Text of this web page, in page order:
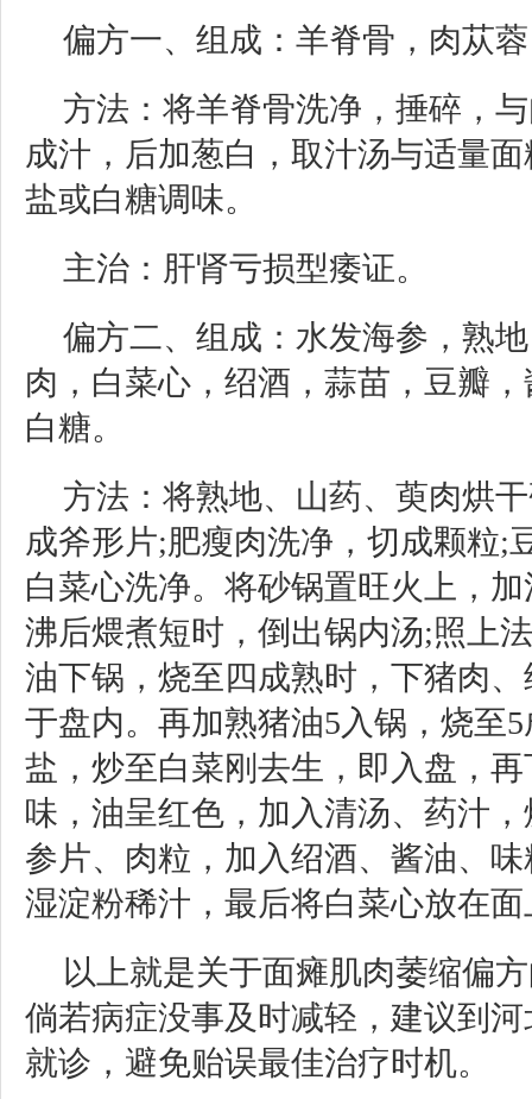
偏方一、组成：羊脊骨，肉苁
方法：将羊脊骨洗净，捶碎，
成汁，后加葱白，取汁汤与适量
盐或白糖调味。
主治：肝肾亏损型痿证。
偏方二、组成：水发海参，熟
肉，白菜心，绍酒，蒜苗，豆瓣
白糖。
方法：将熟地、山药、萸肉烘
成斧形片;肥瘦肉洗净，切成颗粒;
白菜心洗净。将砂锅置旺火上，
沸后煨煮短时，倒出锅内汤;照上
油下锅，烧至四成熟时，下猪肉
于盘内。再加熟猪油5入锅，烧至
盐，炒至白菜刚去生，即入盘，
味，油呈红色，加入清汤、药汁
参片、肉粒，加入绍酒、酱油、
湿淀粉稀汁，最后将白菜心放在
以上就是关于面瘫肌肉萎缩偏
倘若病症没事及时减轻，建议到河
就诊，避免贻误最佳治疗时机。